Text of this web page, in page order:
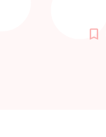
bookmark_border